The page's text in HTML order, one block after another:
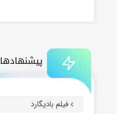
پیشنهادها
فیلم بادیگارد